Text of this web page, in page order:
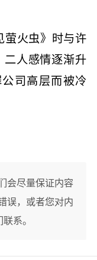
萤火虫》时与许
人感情逐渐升
司高层而被冷
会尽量保证内容
误，或者您对内
系。